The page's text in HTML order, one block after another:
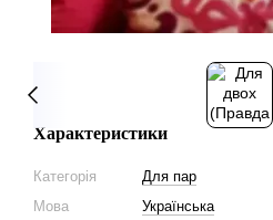
Характеристики
Категорія
Для пар
Мова
Українська